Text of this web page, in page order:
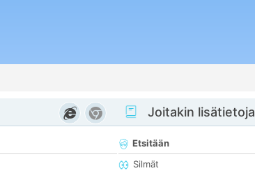
Joitakin lisätietoja
Etsitään
Silmät